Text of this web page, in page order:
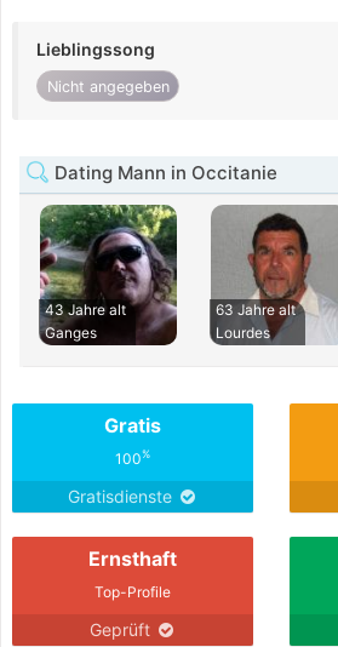
Lieblingssong
Nicht angegeben
Dating Mann in Occitanie
43 Jahre alt
Ganges
63 Jahre alt
Lourdes
Gratis
100%
Gratisdienste
Ernsthaft
Top-Profile
Geprüft